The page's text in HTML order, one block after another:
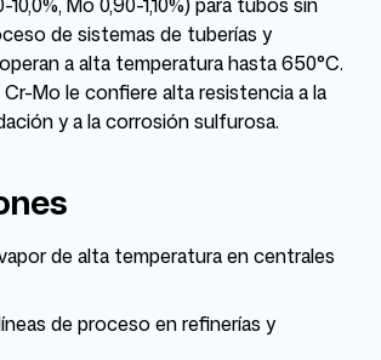
de sistemas de tuberías y
a alta temperatura hasta 650°C.
Mo le confiere alta resistencia a la
y a la corrosión sulfurosa.
de alta temperatura en centrales
de proceso en refinerías y